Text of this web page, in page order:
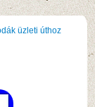
üzleti úthoz